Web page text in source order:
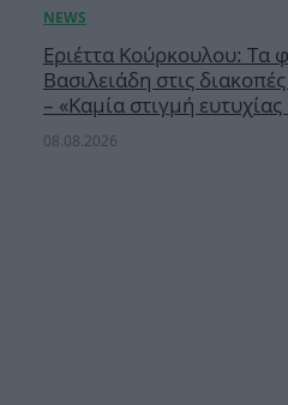
Εριέττα Κούρκουλου: Τα
Βασιλειάδη στις
– «Καμία στιγμή
08.08.2026